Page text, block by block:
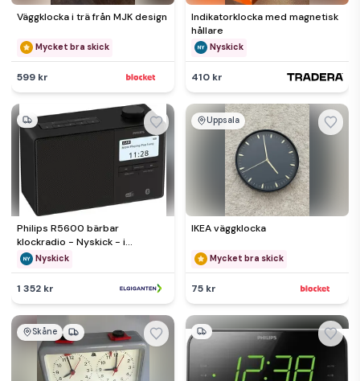
Väggklocka i trä från MJK design
Mycket bra skick
599 kr
Indikatorklocka med magnetisk
hållare
Nyskick
410 kr
Philips R5600 bärbar
klockradio - Nyskick - i
originalförpackning
Nyskick
1 352 kr
Uppsala
IKEA väggklocka
Mycket bra skick
75 kr
Skåne